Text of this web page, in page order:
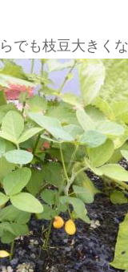
でも枝豆大きく